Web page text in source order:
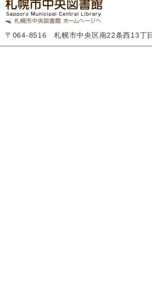
〒064-8516 札幌市中央区南22条西13